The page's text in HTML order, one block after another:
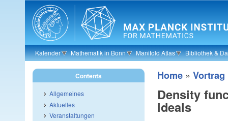
Skip to main content
Kalender Mathematik in Bonn Manifold Atlas Bibliothek &
Home » Vortrag
Density
ideals
Contents
Allgemeines
Aktuelles
Veranstaltungen